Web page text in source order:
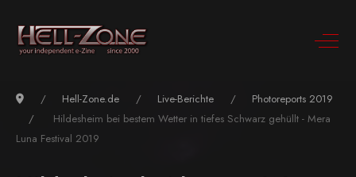
Hell-Zone.de Live-Berichte
Photoreports 2019
Hildesheim bei bestem Wetter in tiefes Schwarz gehüllt - Mera
Luna Festival 2019